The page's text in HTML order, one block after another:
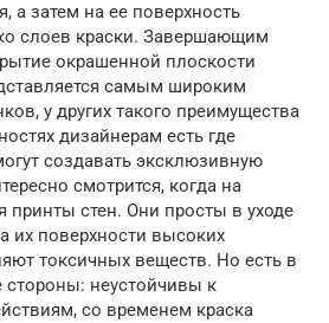
а затем на ее поверхность
слоев краски. Завершающим
окрашенной плоскости
самым широким
у других такого преимущества
дизайнерам есть где
создавать эксклюзивную
смотрится, когда на
принты стен. Они просты в уходе
их поверхности высоких
токсичных веществ. Но есть в
стороны: неустойчивы к
со временем краска